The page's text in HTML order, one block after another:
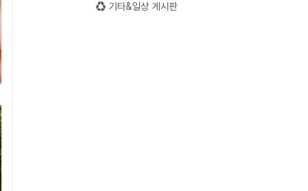
♻️ 기타&일상 게시판